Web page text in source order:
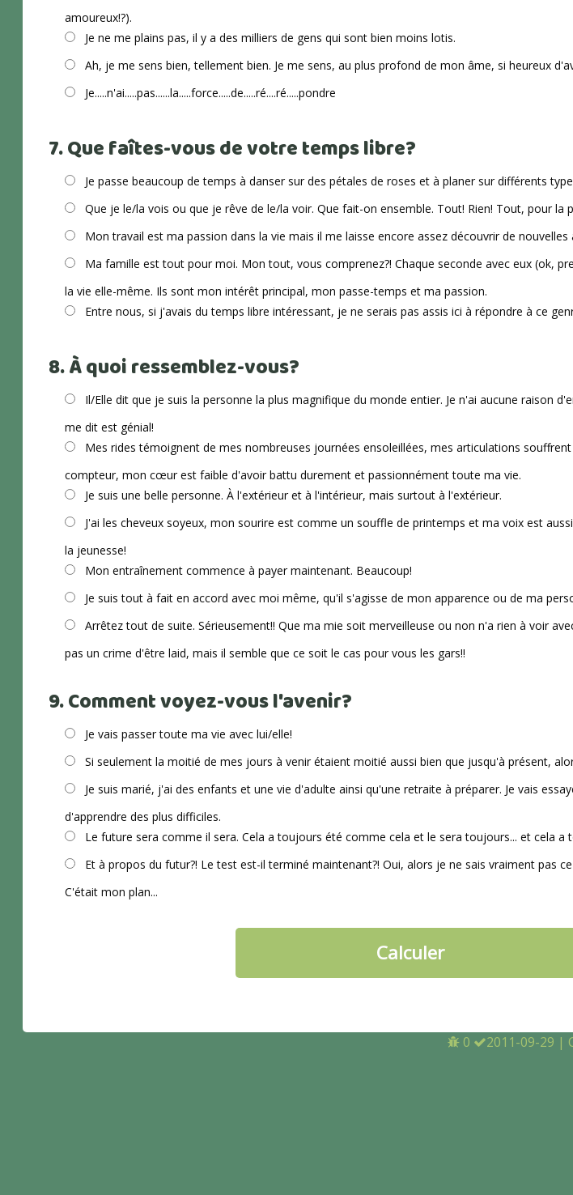
amoureux!?).
Je ne me plains pas, il y a des milliers de gens qui sont bien moins lotis.
Ah, je me sens bien, tellement bien. Je me sens, au plus profond de mon âme, si heureux
Je.....n'ai.....pas......la.....force.....de.....ré....ré.....pondre
7. Que faîtes-vous de votre temps libre?
Je passe beaucoup de temps à danser sur des pétales de roses et à planer sur différents
Que je le/la vois ou que je rêve de le/la voir. Que fait-on ensemble. Tout! Rien! Tout, pour la
Mon travail est ma passion dans la vie mais il me laisse encore assez découvrir de nouvelles
Ma famille est tout pour moi. Mon tout, vous comprenez?! Chaque seconde avec eux (ok,
la vie elle-même. Ils sont mon intérêt principal, mon passe-temps et ma passion.
Entre nous, si j'avais du temps libre intéressant, je ne serais pas assis ici à répondre à ce
8. À quoi ressemblez-vous?
Il/Elle dit que je suis la personne la plus magnifique du monde entier. Je n'ai aucune raison
me dit est génial!
Mes rides témoignent de mes nombreuses journées ensoleillées, mes articulations
compteur, mon cœur est faible d'avoir battu durement et passionnément toute ma vie.
Je suis une belle personne. À l'extérieur et à l'intérieur, mais surtout à l'extérieur.
J'ai les cheveux soyeux, mon sourire est comme un souffle de printemps et ma voix est
la jeunesse!
Mon entraînement commence à payer maintenant. Beaucoup!
Je suis tout à fait en accord avec moi même, qu'il s'agisse de mon apparence ou de ma
Arrêtez tout de suite. Sérieusement!! Que ma mie soit merveilleuse ou non n'a rien à voir
pas un crime d'être laid, mais il semble que ce soit le cas pour vous les gars!!
9. Comment voyez-vous l'avenir?
Je vais passer toute ma vie avec lui/elle!
Si seulement la moitié de mes jours à venir étaient moitié aussi bien que jusqu'à présent,
Je suis marié, j'ai des enfants et une vie d'adulte ainsi qu'une retraite à préparer. Je vais
d'apprendre des plus difficiles.
Le future sera comme il sera. Cela a toujours été comme cela et le sera toujours... et cela a
Et à propos du futur?! Le test est-il terminé maintenant?! Oui, alors je ne sais vraiment pas
C'était mon plan...
0 2011-09-29 |